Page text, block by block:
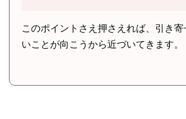
このポイントさえ押さえれば、引き寄
いことが向こうから近づいてきます。